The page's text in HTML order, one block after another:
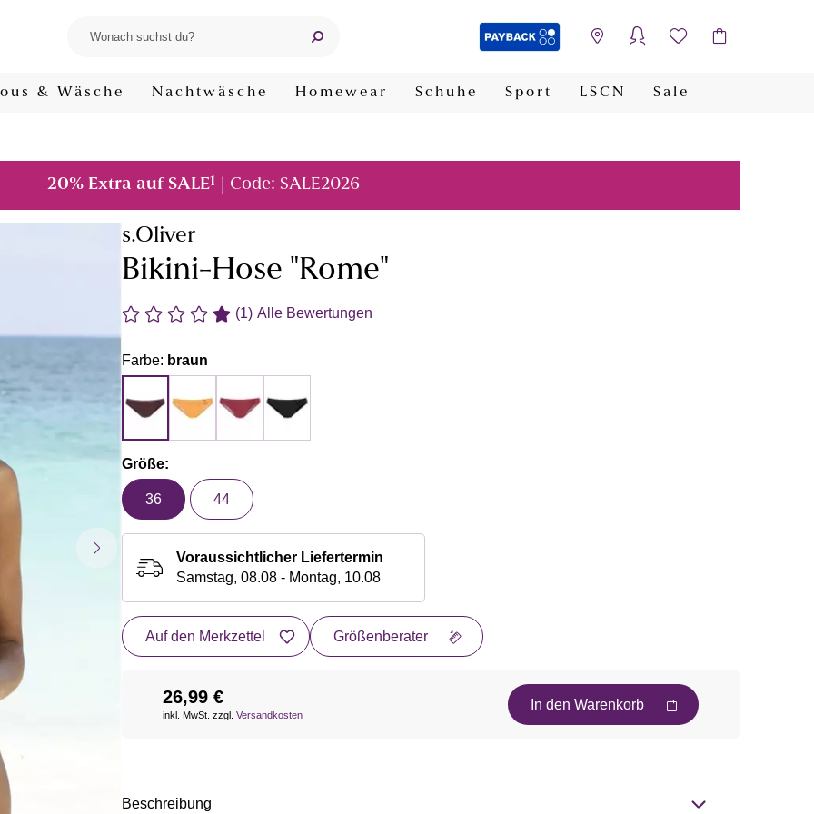
& Wäsche Nachtwäsche Homewear Schuhe Sport LSCN Sale
20% Extra auf SALE1 | Code: SALE2026
s.Oliver
Bikini-Hose "Rome"
(1) Alle Bewertungen
Farbe: braun
Größe:
36 44
Voraussichtlicher Liefertermin
Samstag, 08.08 - Montag, 10.08
Auf den Merkzettel Größenberater
26,99 €
inkl. MwSt. zzgl. Versandkosten
In den Warenkorb
Beschreibung